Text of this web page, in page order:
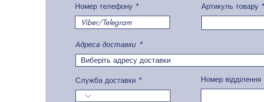
Номер телефону Артикуль товару
Адреса доставки
Служба доставки Номер відділення